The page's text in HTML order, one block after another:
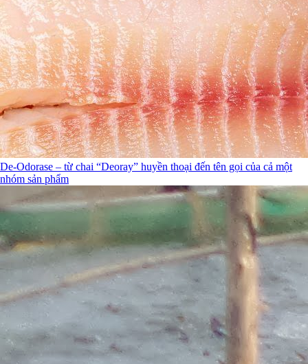
De-Odorase – từ chai “Deoray” huyền thoại đến tên gọi của cả một
nhóm sản phẩm